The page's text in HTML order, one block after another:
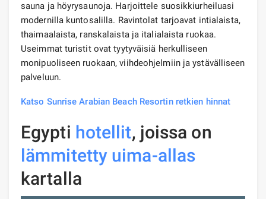
sauna ja höyrysaunoja. Harjoittele suosikkiurheiluasi
modernilla kuntosalilla. Ravintolat tarjoavat intialaista,
thaimaalaista, ranskalaista ja italialaista ruokaa.
Useimmat turistit ovat tyytyväisiä herkulliseen
monipuoliseen ruokaan, viihdeohjelmiin ja ystävälliseen
palveluun.
Katso Sunrise Arabian Beach Resortin retkien hinnat
Egypti hotellit, joissa on
lämmitetty uima-allas
kartalla